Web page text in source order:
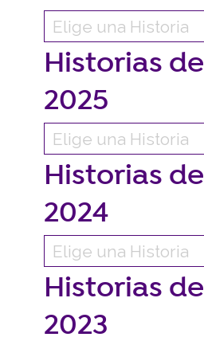
Historias de
2025
Historias de
2024
Historias de
2023